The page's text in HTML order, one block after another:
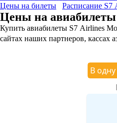
Цены на билеты
Расписание S7
Цены на
Купить авиабилеты S7 Airlines
сайтах наших партнеров, кассах
В